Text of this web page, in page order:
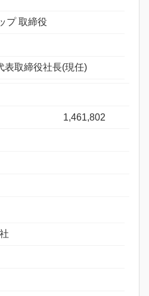
プ 取締役
表取締役社長(現任)
1,461,802